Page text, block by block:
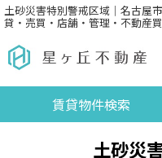
土砂災害特別警戒区域｜名古屋
貸・売買・店舗・管理・不動産
賃貸物件検索
土砂災